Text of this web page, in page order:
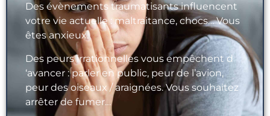
Des évènements traumatisants influencent
votre vie actuelle : maltraitance, chocs… Vous
êtes anxieux.
Des peurs irrationnelles vous empêchent d
‘avancer : parler en public, peur de l’avion,
peur des oiseaux / araignées. Vous souhaitez
arrêter de fumer…